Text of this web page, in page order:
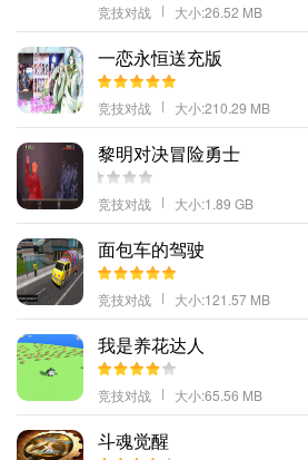
竞技对战 大小:26.52 MB
一恋永恒送充版
竞技对战 大小:210.29 MB
黎明对决冒险勇士
竞技对战 大小:1.89 GB
面包车的驾驶
竞技对战 大小:121.57 MB
我是养花达人
竞技对战 大小:65.56 MB
斗魂觉醒